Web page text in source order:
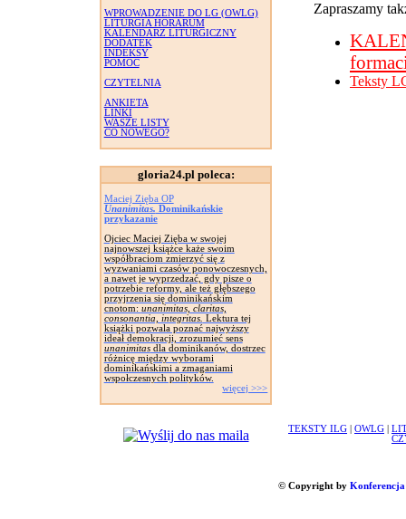
WPROWADZENIE DO LG (OWLG)
LITURGIA HORARUM
KALENDARZ LITURGICZNY
DODATEK
INDEKSY
POMOC
CZYTELNIA
ANKIETA
LINKI
WASZE LISTY
CO NOWEGO?
gloria24.pl poleca:
Maciej Zięba OP
Unanimitas. Dominikańskie
przykazanie
Ojciec Maciej Zięba w swojej
najnowszej książce każe swoim
współbraciom zmierzyć się z
wyzwaniami czasów ponowoczesnych,
a nawet je wyprzedzać, gdy pisze o
potrzebie reformy, ale też głębszego
przyjrzenia się dominikańskim
cnotom: unanimitas, claritas,
consonantia, integritas. Lektura tej
książki pozwala poznać najwyższy
ideał demokracji, zrozumieć sens
unanimitasdla dominikanów, dostrzec
różnicę między wyborami
dominikańskimi a zmaganiami
wspołczesnych polityków.
więcej >>>
Zapraszamy
Teksty
TEKSTY ILG OWLG
© Copyright by Konferencja